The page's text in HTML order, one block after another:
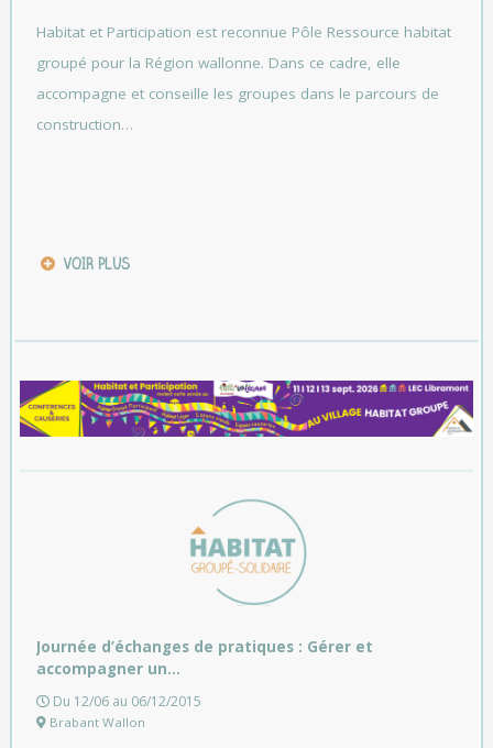
Habitat et Participation est reconnue Pôle Ressource habitat
groupé pour la Région wallonne. Dans ce cadre, elle
accompagne et conseille les groupes dans le parcours de
construction…
VOIR PLUS
Journée d’échanges de pratiques : Gérer et
accompagner un…
Du 12/06 au 06/12/2015
Brabant Wallon